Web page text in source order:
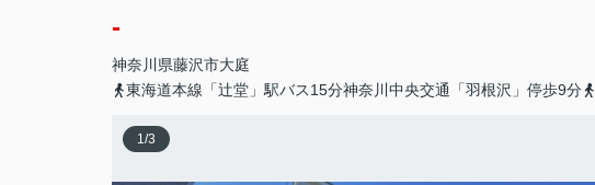
-
神奈川県藤沢市大庭
東海道本線「辻堂」駅バス15分神奈川中央交通「羽根沢」停歩9分
1/3